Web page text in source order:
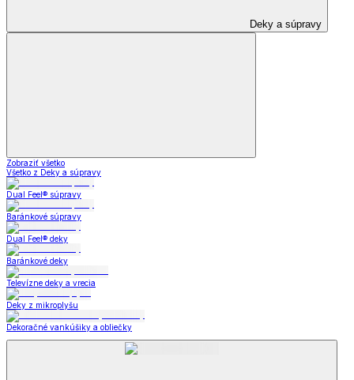
Deky a súpravy
Zobraziť všetko
Všetko z Deky a súpravy
Dual Feel® súpravy
Baránkové súpravy
Dual Feel® deky
Baránkové deky
Televízne deky a vrecia
Deky z mikroplyšu
Dekoračné vankúšiky a obliečky